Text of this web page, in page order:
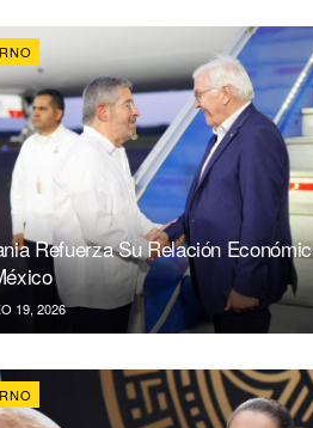
Refuerza Su Relación
19, 2026